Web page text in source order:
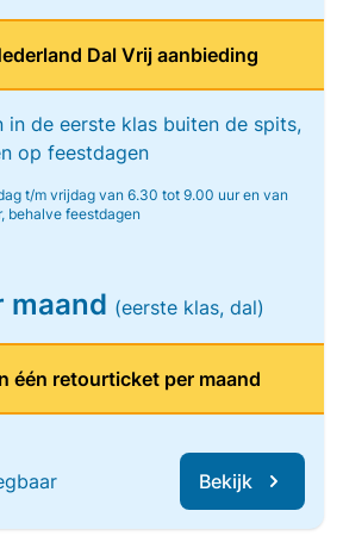
Dal Vrij aanbieding
in de eerste klas buiten de spits,
op feestdagen
t/m vrijdag van 6.30 tot 9.00 uur en van
behalve feestdagen
maand (eerste klas, dal)
één retourticket per maand
Bekijk